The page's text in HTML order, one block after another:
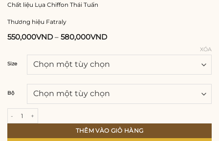
Chất liệu Lụa Chiffon Thái Tuấn
Thương hiệu Fatraly
550,000VND– 580,000VND
Size
Bộ
XÓA
THÊM VÀO GIỎ HÀNG